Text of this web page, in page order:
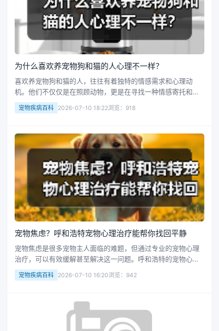
为什么喜欢养宠物狗和猫的人心理不一样？
喜欢养宠物狗和猫的人，往往有着独特的情感需求和心理动
机。他们不仅仅是在照顾动物，更是在寻找一种情感寄托和生
活意义。那么，为什么这些人会喜欢养宠物？他们又在寻求什
么样的心理满足？其实，答案并不复杂，只要了解背后的心理
宠物疾病百科 2026-07-10 18:22浏览：918
宠物焦虑？呼和浩特宠物心理治疗能帮你找回平静
宠物焦虑是很多宠物主人面临的难题，但通过专业的宠物心理
治疗，可以有效缓解甚至解决这一问题。呼和浩特的宠物心理
治疗服务，正是为了解决宠物情绪问题、改善行为习惯而设计
的。 宠物焦虑的表现多种多样，比如过度吠叫、破坏家具、拒
宠物疾病百科 2026-07-10 16:20浏览：942